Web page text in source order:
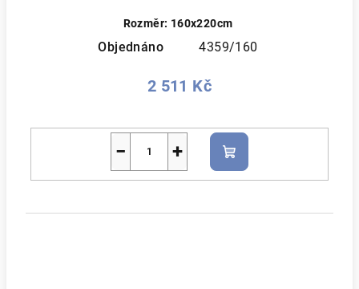
Rozměr: 160x220cm
Objednáno 4359/160
2 511 Kč
+
−
Do
košíku